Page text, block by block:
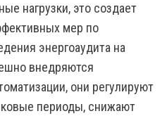
нагрузки, это создает
мер по
энергоаудита на
внедряются
они регулируют
периоды, снижают